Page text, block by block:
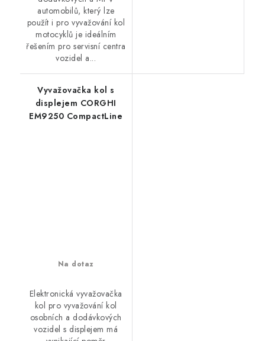
automobilů, který lze
použít i pro vyvažování kol
motocyklů je ideálním
řešením pro servisní centra
vozidel a...
Vyvažovačka kol s
displejem CORGHI
EM9250 CompactLine
Na dotaz
Elektronická vyvažovačka
kol pro vyvažování kol
osobních a dodávkových
vozidel s displejem má